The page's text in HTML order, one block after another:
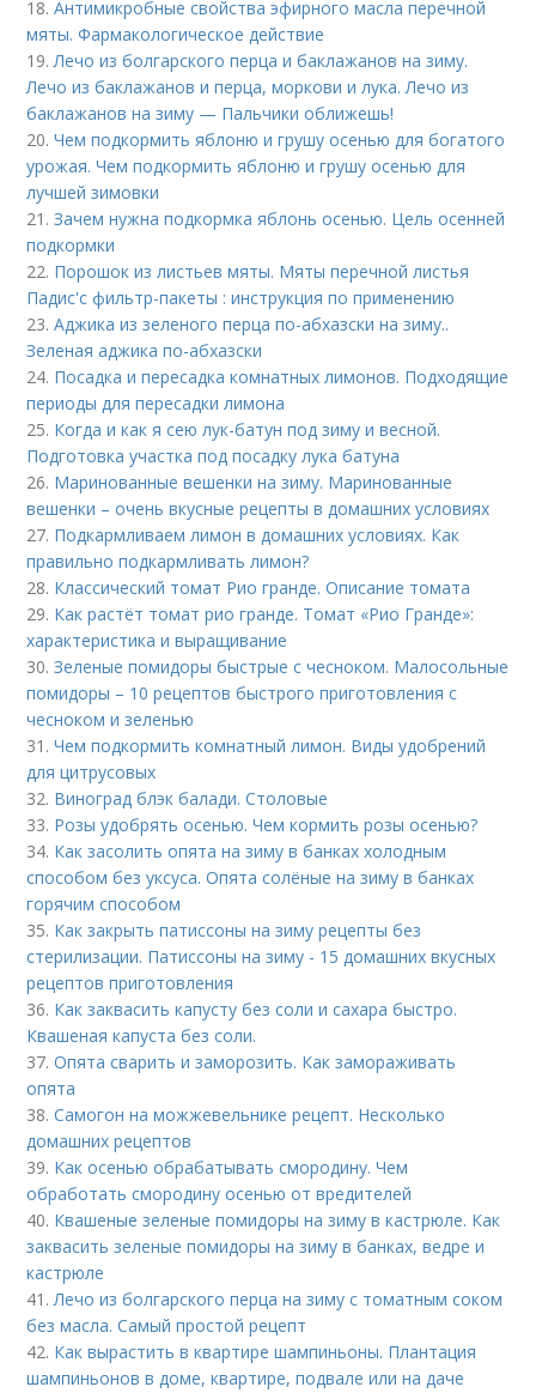
18.Антимикробные свойства эфирного масла перечной
мяты. Фармакологическое действие
19.Лечо из болгарского перца и баклажанов на зиму.
Лечо из баклажанов и перца, моркови и лука. Лечо из
баклажанов на зиму — Пальчики оближешь!
20.Чем подкормить яблоню и грушу осенью для богатого
урожая. Чем подкормить яблоню и грушу осенью для
лучшей зимовки
21.Зачем нужна подкормка яблонь осенью. Цель осенней
подкормки
22. Порошок из листьев мяты. Мяты перечной листья
Падис'с фильтр-пакеты : инструкция по применению
23.Аджика из зеленого перца по-абхазски на зиму..
Зеленая аджика по-абхазски
24. Посадка и пересадка комнатных лимонов. Подходящие
периоды для пересадки лимона
25. Когда и как я сею лук-батун под зиму и весной.
Подготовка участка под посадку лука батуна
26. Маринованные вешенки на зиму. Маринованные
вешенки – очень вкусные рецепты в домашних условиях
27. Подкармливаем лимон в домашних условиях. Как
правильно подкармливать лимон?
28. Классический томат Рио гранде. Описание томата
29. Как растёт томат рио гранде. Томат «Рио Гранде»:
характеристика и выращивание
30.Зеленые помидоры быстрые с чесноком. Малосольные
помидоры – 10 рецептов быстрого приготовления с
чесноком и зеленью
31.Чем подкормить комнатный лимон. Виды удобрений
для цитрусовых
32. Виноград блэк балади. Столовые
33. Розы удобрять осенью. Чем кормить розы осенью?
34. Как засолить опята на зиму в банках холодным
способом без уксуса. Опята солёные на зиму в банках
горячим способом
35. Как закрыть патиссоны на зиму рецепты без
стерилизации. Патиссоны на зиму - 15 домашних вкусных
рецептов приготовления
36. Как заквасить капусту без соли и сахара быстро.
Квашеная капуста без соли.
37.Опята сварить и заморозить. Как замораживать
опята
38.Самогон на можжевельнике рецепт. Несколько
домашних рецептов
39. Как осенью обрабатывать смородину. Чем
обработать смородину осенью от вредителей
40. Квашеные зеленые помидоры на зиму в кастрюле. Как
заквасить зеленые помидоры на зиму в банках, ведре и
кастрюле
41.Лечо из болгарского перца на зиму с томатным соком
без масла. Самый простой рецепт
42. Как вырастить в квартире шампиньоны. Плантация
шампиньонов в доме, квартире, подвале или на даче